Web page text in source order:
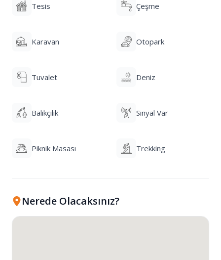
Tesis Çeşme
Karavan Otopark
Tuvalet Deniz
Balıkçılık Sinyal Var
Piknik Masası Trekking
Nerede Olacaksınız?